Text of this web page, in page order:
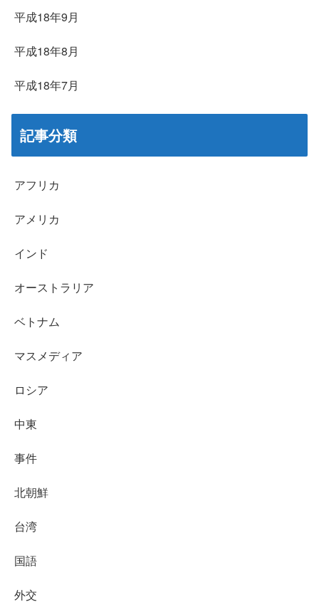
平成18年9月
平成18年8月
平成18年7月
記事分類
アフリカ
アメリカ
インド
オーストラリア
ベトナム
マスメディア
ロシア
中東
事件
北朝鮮
台湾
国語
外交